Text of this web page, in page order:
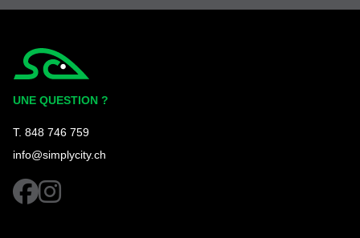
UNE QUESTION ?
T. 848 746 759
info@simplycity.ch
facebookinstagram